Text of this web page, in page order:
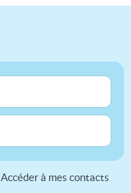
Accéder à mes contacts